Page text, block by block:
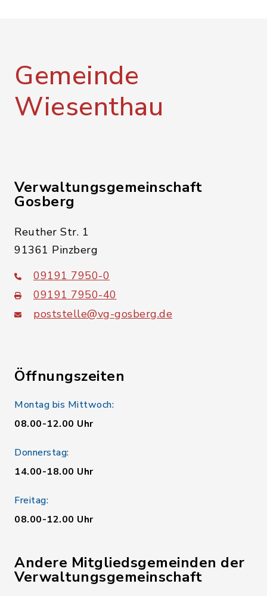
Gemeinde
Wiesenthau
Verwaltungsgemeinschaft
Gosberg
Reuther Str. 1
91361 Pinzberg
09191 7950-0
09191 7950-40
poststelle@vg-gosberg.de
Öffnungszeiten
Montag bis Mittwoch:
08.00-12.00 Uhr
Donnerstag:
14.00-18.00 Uhr
Freitag:
08.00-12.00 Uhr
Andere Mitgliedsgemeinden der
Verwaltungsgemeinschaft